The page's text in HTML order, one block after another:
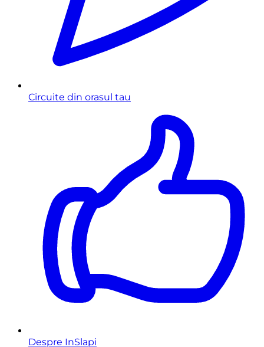
Circuite din orasul tau
Despre InSlapi